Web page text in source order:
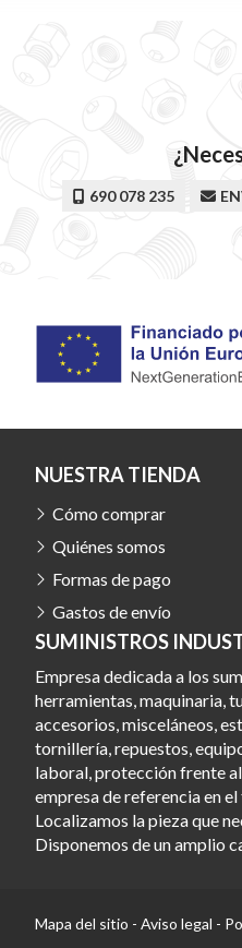
690 078 235
SUMINISTROS
Empresa dedicada a los
herramientas, maquinaria,
accesorios, misceláneos,
tornillería, repuestos,
laboral, protección frente
empresa de referencia en
Localizamos la pieza que
Disponemos de un amplio
NUESTRA TIENDA
Cómo comprar
Quiénes somos
Formas de pago
Gastos de envío
Mapa del sitio - Aviso legal -